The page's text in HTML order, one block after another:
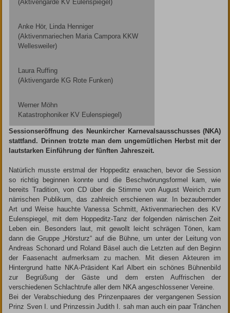
(Aktivengarde KV Eulenspiegel)
Anke Hör, Linda Henniger
(Aktivenmariechen Maria Campora KKW
Wellesweiler)
Laura Ruffing
(Aktivengarde KG Rote Funken)
Werner Möhn
Katastrophoniker KV Eulenspiegel)
Sessionseröffnung des Neunkircher Karnevalsausschusses (NKA)
stattfand. Drinnen trotzte man dem ungemütlichen Herbst mit der
lautstarken Einführung der fünften Jahreszeit.
Natürlich musste erstmal der Hoppeditz erwachen, bevor die Session
so richtig beginnen konnte und die Beschwörungsformel kam, wie
bereits Tradition, von CD über die Stimme von August Weirich zum
närrischen Publikum, das zahlreich erschienen war. In bezaubernder
Art und Weise hauchte Vanessa Schmitt, Aktivenmariechen des KV
Eulenspiegel, mit dem Hoppeditz-Tanz der folgenden närrischen Zeit
Leben ein. Besonders laut, mit gewollt leicht schrägen Tönen, kam
dann die Gruppe „Hörsturz“ auf die Bühne, um unter der Leitung von
Andreas Schonard und Roland Bäsel auch die Letzten auf den Beginn
der Faasenacht aufmerksam zu machen. Mit diesen Akteuren im
Hintergrund hatte NKA-Präsident Karl Albert ein schönes Bühnenbild
zur Begrüßung der Gäste und dem ersten Auffrischen der
verschiedenen Schlachtrufe aller dem NKA angeschlossener Vereine.
Bei der Verabschiedung des Prinzenpaares der vergangenen Session
Prinz Sven I. und Prinzessin Judith I. sah man auch ein paar Tränchen